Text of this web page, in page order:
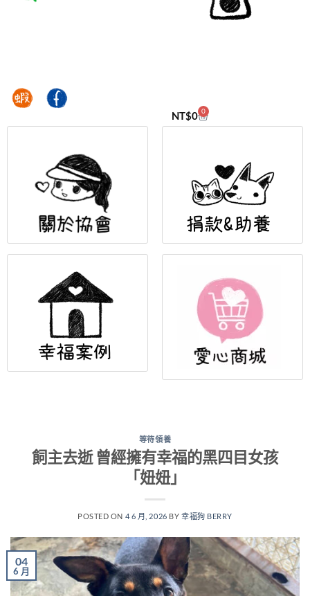
NT$0 0
等待領養
飼主去逝 曾經擁有幸福的黑四目女孩
「妞妞」
POSTED ON 4 6 月, 2026 BY 幸福狗 BERRY
04
6 月